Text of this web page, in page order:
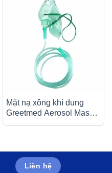
Mặt nạ xông khí dung
Greetmed Aerosol Mask
Liên hệ